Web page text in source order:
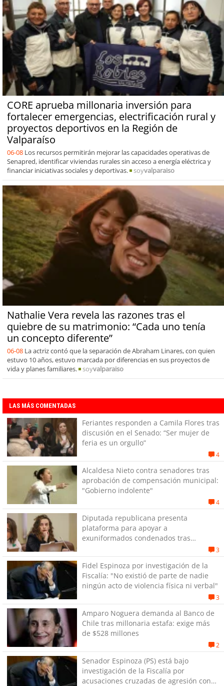
CORE aprueba millonaria inversión para
fortalecer emergencias, electrificación rural y
proyectos deportivos en la Región de
Valparaíso
06-08 Los recursos permitirán mejorar las capacidades operativas de
Senapred, identificar viviendas rurales sin acceso a energía eléctrica y
financiar iniciativas sociales y deportivas.
soyvalparaiso
Nathalie Vera revela las razones tras el
quiebre de su matrimonio: “Cada uno tenía
un concepto diferente”
06-08 La actriz contó que la separación de Abraham Linares, con quien
estuvo 10 años, estuvo marcada por diferencias en sus proyectos de
vida y planes familiares.
soyvalparaiso
LAS MÁS COMENTADAS
Feriantes responden a Camila Flores tras
discusión en el Senado: “Ser mujer de
feria es un orgullo”
4
Alcaldesa Nieto contra senadores tras
aprobación de compensación municipal:
"Gobierno indolente"
4
Diputada republicana presenta
plataforma para apoyar a
exuniformados condenados tras
3
Fidel Espinoza por investigación de la
Fiscalía: "No existió de parte de nadie
ningún acto de violencia física ni verbal"
3
Amparo Noguera demanda al Banco de
Chile tras millonaria estafa: exige más
de $528 millones
2
Senador Espinoza (PS) está bajo
investigación de la Fiscalía por
acusaciones cruzadas de agresión con